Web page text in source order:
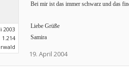
2003
1.214
Bei mir ist das immer schwarz und das
Liebe Grüße
Samira
19. April 2004